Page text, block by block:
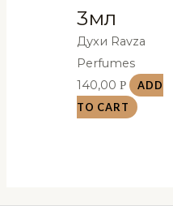
3мл
Духи Ravza
Perfumes
140,00Р
ADD
TO CART